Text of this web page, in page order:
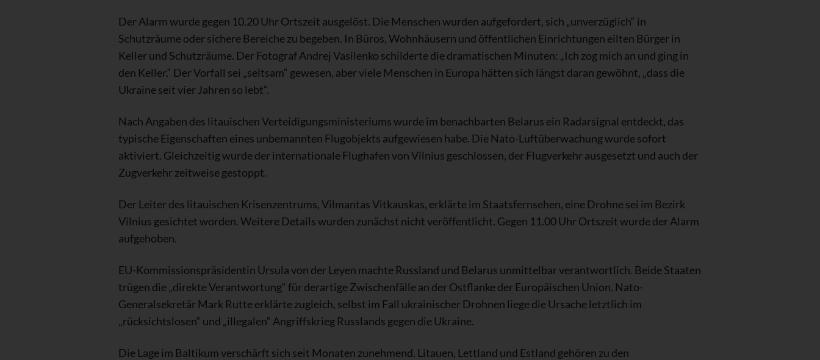
Der Alarm wurde gegen 10.20 Uhr Ortszeit ausgelöst. Die Menschen wurden aufgefordert, sich „unverzüglich“ in
Schutzräume oder sichere Bereiche zu begeben. In Büros, Wohnhäusern und öffentlichen Einrichtungen eilten Bürger in
Keller und Schutzräume. Der Fotograf Andrej Vasilenko schilderte die dramatischen Minuten: „Ich zog mich an und ging in
den Keller.“ Der Vorfall sei „seltsam“ gewesen, aber viele Menschen in Europa hätten sich längst daran gewöhnt, „dass die
Ukraine seit vier Jahren so lebt“.
Nach Angaben des litauischen Verteidigungsministeriums wurde im benachbarten Belarus ein Radarsignal entdeckt, das
typische Eigenschaften eines unbemannten Flugobjekts aufgewiesen habe. Die Nato-Luftüberwachung wurde sofort
aktiviert. Gleichzeitig wurde der internationale Flughafen von Vilnius geschlossen, der Flugverkehr ausgesetzt und auch der
Zugverkehr zeitweise gestoppt.
Der Leiter des litauischen Krisenzentrums, Vilmantas Vitkauskas, erklärte im Staatsfernsehen, eine Drohne sei im Bezirk
Vilnius gesichtet worden. Weitere Details wurden zunächst nicht veröffentlicht. Gegen 11.00 Uhr Ortszeit wurde der Alarm
aufgehoben.
EU-Kommissionspräsidentin Ursula von der Leyen machte Russland und Belarus unmittelbar verantwortlich. Beide Staaten
trügen die „direkte Verantwortung“ für derartige Zwischenfälle an der Ostflanke der Europäischen Union. Nato-
Generalsekretär Mark Rutte erklärte zugleich, selbst im Fall ukrainischer Drohnen liege die Ursache letztlich im
„rücksichtslosen“ und „illegalen“ Angriffskrieg Russlands gegen die Ukraine.
Die Lage im Baltikum verschärft sich seit Monaten zunehmend. Litauen, Lettland und Estland gehören zu den